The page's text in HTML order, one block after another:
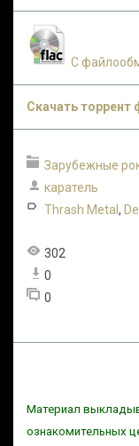
С
Скачать торрент
Зарубежные
каратель
Thrash Metal ,
302
0
0
Материал
ознакомительных